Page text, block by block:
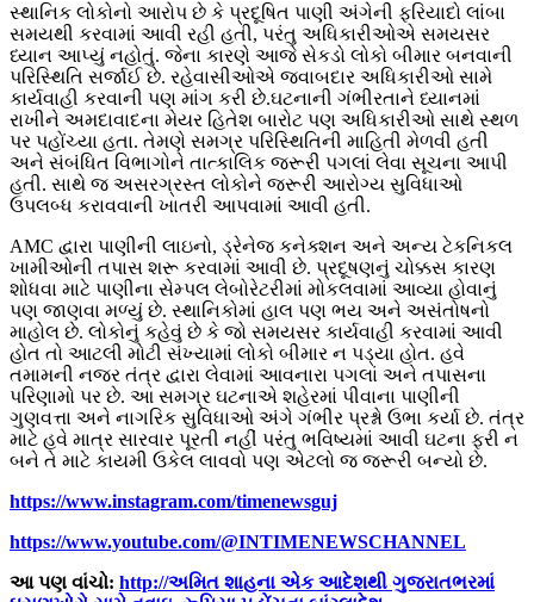
સ્થાનિક લોકોનો આરોપ છે કે પ્રદૂષિત પાણી અંગેની ફરિયાદો લાંબા
સમયથી કરવામાં આવી રહી હતી, પરંતુ અધિકારીઓએ સમયસર
ધ્યાન આપ્યું નહોતું. જેના કારણે આજે સેકડો લોકો બીમાર બનવાની
પરિસ્થિતિ સર્જાઈ છે. રહેવાસીઓએ જવાબદાર અધિકારીઓ સામે
કાર્યવાહી કરવાની પણ માંગ કરી છે.ઘટનાની ગંભીરતાને ધ્યાનમાં
રાખીને અમદાવાદના મેયર હિતેશ બારોટ પણ અધિકારીઓ સાથે સ્થળ
પર પહોંચ્યા હતા. તેમણે સમગ્ર પરિસ્થિતિની માહિતી મેળવી હતી
અને સંબંધિત વિભાગોને તાત્કાલિક જરૂરી પગલાં લેવા સૂચના આપી
હતી. સાથે જ અસરગ્રસ્ત લોકોને જરૂરી આરોગ્ય સુવિધાઓ
ઉપલબ્ધ કરાવવાની ખાતરી આપવામાં આવી હતી.
AMC દ્વારા પાણીની લાઇનો, ડ્રેનેજ કનેક્શન અને અન્ય ટેકનિકલ
ખામીઓની તપાસ શરૂ કરવામાં આવી છે. પ્રદૂષણનું ચોક્કસ કારણ
શોધવા માટે પાણીના સેમ્પલ લેબોરેટરીમાં મોકલવામાં આવ્યા હોવાનું
પણ જાણવા મળ્યું છે. સ્થાનિકોમાં હાલ પણ ભય અને અસંતોષનો
માહોલ છે. લોકોનું કહેવું છે કે જો સમયસર કાર્યવાહી કરવામાં આવી
હોત તો આટલી મોટી સંખ્યામાં લોકો બીમાર ન પડ્યા હોત. હવે
તમામની નજર તંત્ર દ્વારા લેવામાં આવનારા પગલાં અને તપાસના
પરિણામો પર છે. આ સમગ્ર ઘટનાએ શહેરમાં પીવાના પાણીની
ગુણવત્તા અને નાગરિક સુવિધાઓ અંગે ગંભીર પ્રશ્નો ઉભા કર્યા છે. તંત્ર
માટે હવે માત્ર સારવાર પૂરતી નહીં પરંતુ ભવિષ્યમાં આવી ઘટના ફરી ન
બને તે માટે કાયમી ઉકેલ લાવવો પણ એટલો જ જરૂરી બન્યો છે.
https://www.instagram.com/timenewsguj
https://www.youtube.com/@INTIMENEWSCHANNEL
આ પણ વાંચો: http://અમિત શાહના એક આદેશથી ગુજરાતભરમાં